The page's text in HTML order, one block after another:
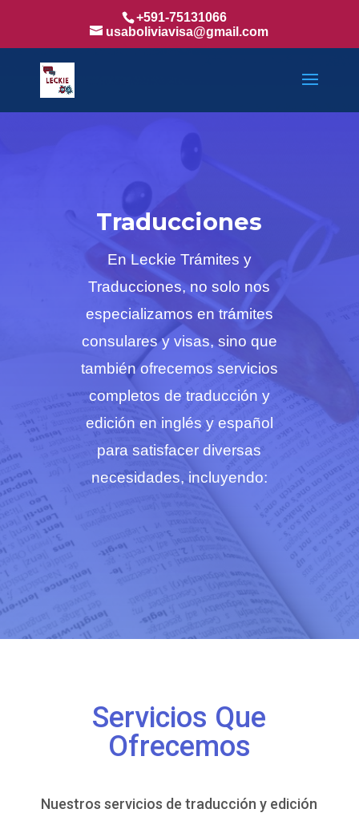
+591-75131066
usaboliviavisa@gmail.com
Traducciones
En Leckie Trámites y
Traducciones, no solo nos
especializamos en trámites
consulares y visas, sino que
también ofrecemos servicios
completos de traducción y
edición en inglés y español
para satisfacer diversas
necesidades, incluyendo:
Servicios Que
Ofrecemos
Nuestros servicios de traducción y edición